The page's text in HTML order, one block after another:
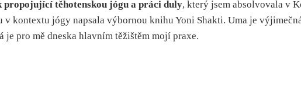
těhotenskou jógu a práci duly, který jsem absolvovala v
kontextu jógy napsala výbornou knihu Yoni Shakti. Uma je
pro mě dneska hlavním těžištěm mojí praxe.